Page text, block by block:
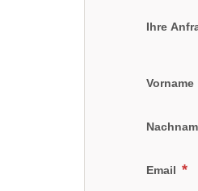
Ihre
Vorname
Email